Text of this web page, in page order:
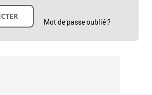
Mot de passe oublié ?